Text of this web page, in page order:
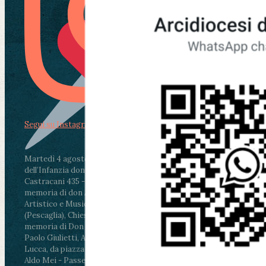
Martedì 4 agosto2026
ore 11:30 - Lucca, Scuola
dell’Infanzia don Aldo Mei - Viale Castruccio
Castracani 435 - Inaugurazione murales in
memoria di don Aldo Mei curato dal Liceo
Artistico e Musicale “Passaglia”
ore 18 - Fiano
(Pescaglia), Chiesa parrocchiale - Messa in
memoria di Don Aldo Mei celebrata da mons.
Paolo Giulietti, Arcivescovo di Lucca
ore 20.30 -
Lucca, da piazza San Michele al Cippo di don
Aldo Mei - Passeggiata della Memoria in alcuni
Segui su Instagram